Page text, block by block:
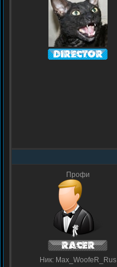
Профи
Ник: Max_WoofeR_Rus